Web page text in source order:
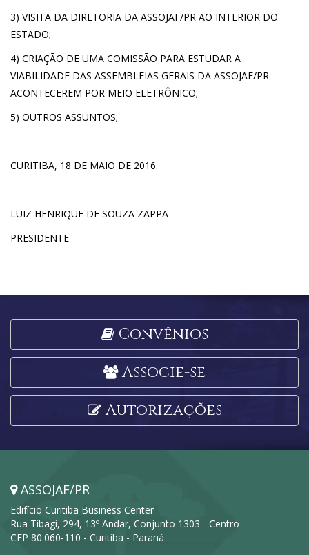
3) VISITA DA DIRETORIA DA ASSOJAF/PR AO INTERIOR DO
ESTADO;
4) CRIAÇÃO DE UMA COMISSÃO PARA ESTUDAR A
VIABILIDADE DAS ASSEMBLEIAS GERAIS DA ASSOJAF/PR
ACONTECEREM POR MEIO ELETRÔNICO;
5) OUTROS ASSUNTOS;
CURITIBA, 18 DE MAIO DE 2016.
LUIZ HENRIQUE DE SOUZA ZAPPA
PRESIDENTE
Convênios
Associe-se
Autorizações
ASSOJAF/PR
Edifício Curitiba Business Center
Rua Tibagi, 294, 13º Andar, Conjunto 1303 - Centro
CEP 80.060-110 - Curitiba - Paraná